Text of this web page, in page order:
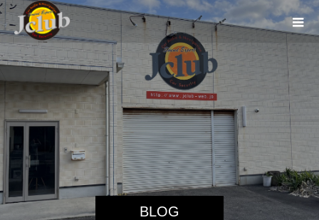
BLOG